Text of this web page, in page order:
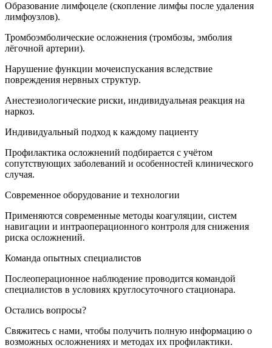
Образование лимфоцеле (скопление лимфы после удаления
лимфоузлов).
Тромбоэмболические осложнения (тромбозы, эмболия
лёгочной артерии).
Нарушение функции мочеиспускания вследствие
повреждения нервных структур.
Анестезиологические риски, индивидуальная реакция на
наркоз.
Индивидуальный подход к каждому пациенту
Профилактика осложнений подбирается с учётом
сопутствующих заболеваний и особенностей клинического
случая.
Современное оборудование и технологии
Применяются современные методы коагуляции, систем
навигации и интраоперационного контроля для снижения
риска осложнений.
Команда опытных специалистов
Послеоперационное наблюдение проводится командой
специалистов в условиях круглосуточного стационара.
Остались вопросы?
Свяжитесь с нами, чтобы получить полную информацию о
возможных осложнениях и методах их профилактики.